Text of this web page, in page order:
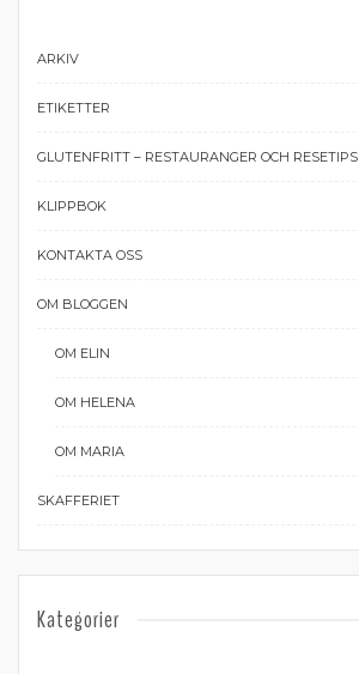
ARKIV
ETIKETTER
GLUTENFRITT – RESTAURANGER OCH RESETIPS
KLIPPBOK
KONTAKTA OSS
OM BLOGGEN
OM ELIN
OM HELENA
OM MARIA
SKAFFERIET
Kategorier